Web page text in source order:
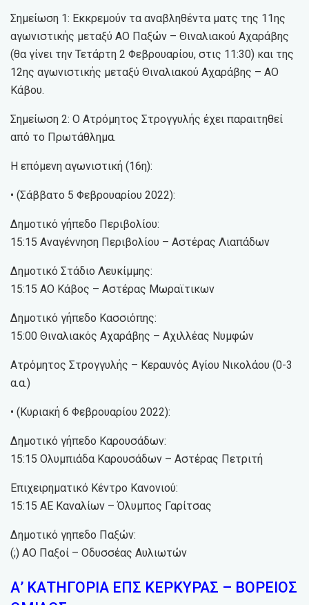
Σημείωση 1: Εκκρεμούν τα αναβληθέντα ματς της 11ης
αγωνιστικής μεταξύ ΑΟ Παξών – Θιναλιακού Αχαράβης
(θα γίνει την Τετάρτη 2 Φεβρουαρίου, στις 11:30) και της
12ης αγωνιστικής μεταξύ Θιναλιακού Αχαράβης – ΑΟ
Κάβου.
Σημείωση 2: Ο Ατρόμητος Στρογγυλής έχει παραιτηθεί
από το Πρωτάθλημα.
Η επόμενη αγωνιστική (16η):
• (Σάββατο 5 Φεβρουαρίου 2022):
Δημοτικό γήπεδο Περιβολίου:
15:15 Αναγέννηση Περιβολίου – Αστέρας Λιαπάδων
Δημοτικό Στάδιο Λευκίμμης:
15:15 ΑΟ Κάβος – Αστέρας Μωραϊτικων
Δημοτικό γήπεδο Κασσιόπης:
15:00 Θιναλιακός Αχαράβης – Αχιλλέας Νυμφών
Ατρόμητος Στρογγυλής – Κεραυνός Αγίου Νικολάου (0-3
α.α.)
• (Κυριακή 6 Φεβρουαρίου 2022):
Δημοτικό γήπεδο Καρουσάδων:
15:15 Ολυμπιάδα Καρουσάδων – Αστέρας Πετριτή
Επιχειρηματικό Κέντρο Κανονιού:
15:15 ΑΕ Καναλίων – Όλυμπος Γαρίτσας
Δημοτικό γηπεδο Παξών:
(;) ΑΟ Παξοί – Οδυσσέας Αυλιωτών
Α’ ΚΑΤΗΓΟΡΙΑ ΕΠΣ ΚΕΡΚΥΡΑΣ – ΒΟΡΕΙΟΣ